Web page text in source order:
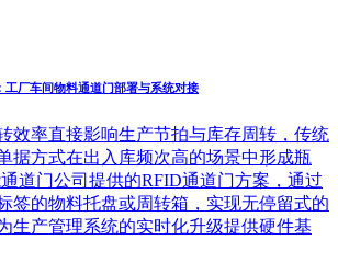
厂车间物料通道门部署与系统对接
效率直接影响生产节拍与库存周转，传统
据方式在出入库频次高的场景中形成瓶
道门公司提供的RFID通道门方案，通过
签的物料托盘或周转箱，实现无停留式的
生产管理系统的实时化升级提供硬件基